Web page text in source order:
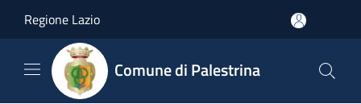
Regione Lazio
Comune di Palestrina